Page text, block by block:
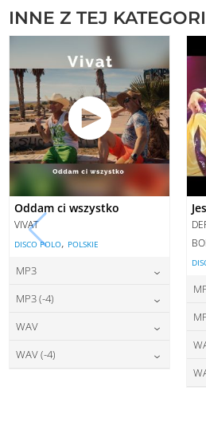
INNE Z TEJ
Oddam ci wszystko
VIVAT
DISCO POLO, POLSKIE
MP3
cena:
DODAJ DO KOSZYKA
MP3 (-4)
DODAJ DO KOSZYKA
WAV
cena:
WAV (-4)